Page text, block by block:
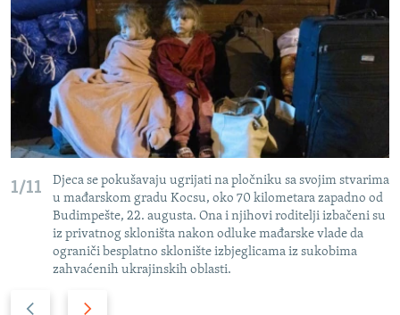
1/11
Djeca se pokušavaju ugrijati na pločniku sa svojim stvarima
u mađarskom gradu Kocsu, oko 70 kilometara zapadno od
Budimpešte, 22. augusta. Ona i njihovi roditelji izbačeni su
iz privatnog skloništa nakon odluke mađarske vlade da
ograniči besplatno sklonište izbjeglicama iz sukobima
zahvaćenih ukrajinskih oblasti.